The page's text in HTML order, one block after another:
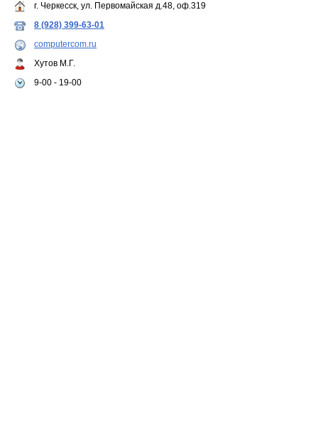
г. Черкесск, ул. Первомайская д.48, оф.319
8 (928) 399-63-01
computercom.ru
Хутов М.Г.
9-00 - 19-00